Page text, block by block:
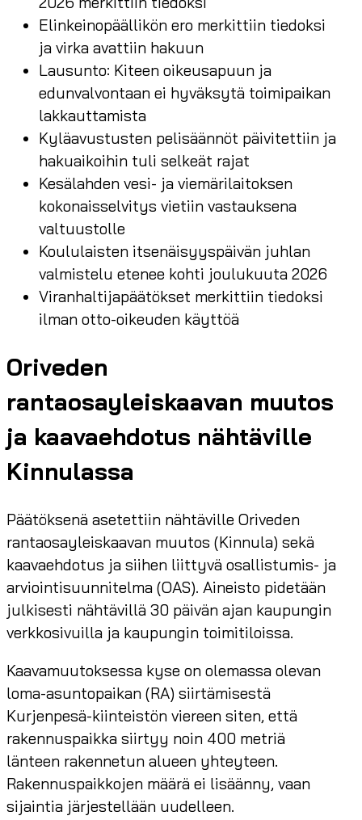
Elinkeinopäällikön ero merkittiin tiedoksi
ja virka avattiin hakuun
Lausunto: Kiteen oikeusapuun ja
edunvalvontaan ei hyväksytä toimipaikan
lakkauttamista
Kyläavustusten pelisäännöt päivitettiin ja
hakuaikoihin tuli selkeät rajat
Kesälahden vesi- ja viemärilaitoksen
kokonaisselvitys vietiin vastauksena
valtuustolle
Koululaisten itsenäisyyspäivän juhlan
valmistelu etenee kohti joulukuuta 2026
Viranhaltijapäätökset merkittiin tiedoksi
ilman otto-oikeuden käyttöä
Oriveden
rantaosayleiskaavan muutos
ja kaavaehdotus nähtäville
Kinnulassa
Päätöksenä asetettiin nähtäville Oriveden
rantaosayleiskaavan muutos (Kinnula) sekä
kaavaehdotus ja siihen liittyvä osallistumis- ja
arviointisuunnitelma (OAS). Aineisto pidetään
julkisesti nähtävillä 30 päivän ajan kaupungin
verkkosivuilla ja kaupungin toimitiloissa.
Kaavamuutoksessa kyse on olemassa olevan
loma-asuntopaikan (RA) siirtämisestä
Kurjenpesä-kiinteistön viereen siten, että
rakennuspaikka siirtyy noin 400 metriä
länteen rakennetun alueen yhteyteen.
Rakennuspaikkojen määrä ei lisäänny, vaan
sijaintia järjestellään uudelleen.